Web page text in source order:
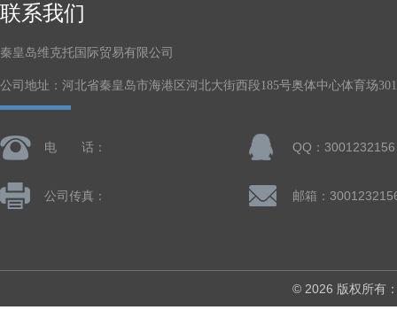
联系我们
秦皇岛维克托国际贸易有限公司
公司地址：河北省秦皇岛市海港区河北大街西段185号奥体中心体育场
电 话： QQ：3001232156
公司传真： 邮箱：
© 2026 版权所有